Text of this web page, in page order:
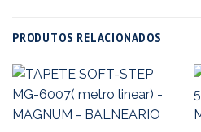
PRODUTOS RELACIONADOS